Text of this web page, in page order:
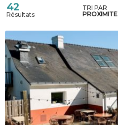
42
Résultats
TRI PAR
PROXIMITÉ